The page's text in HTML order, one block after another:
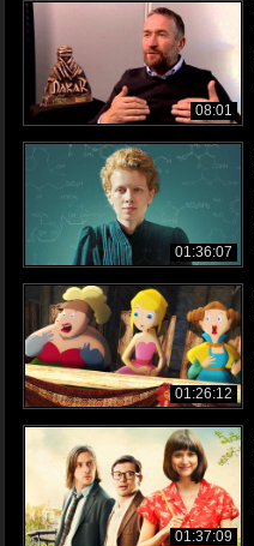
08:01
01:36:07
01:26:12
01:37:09